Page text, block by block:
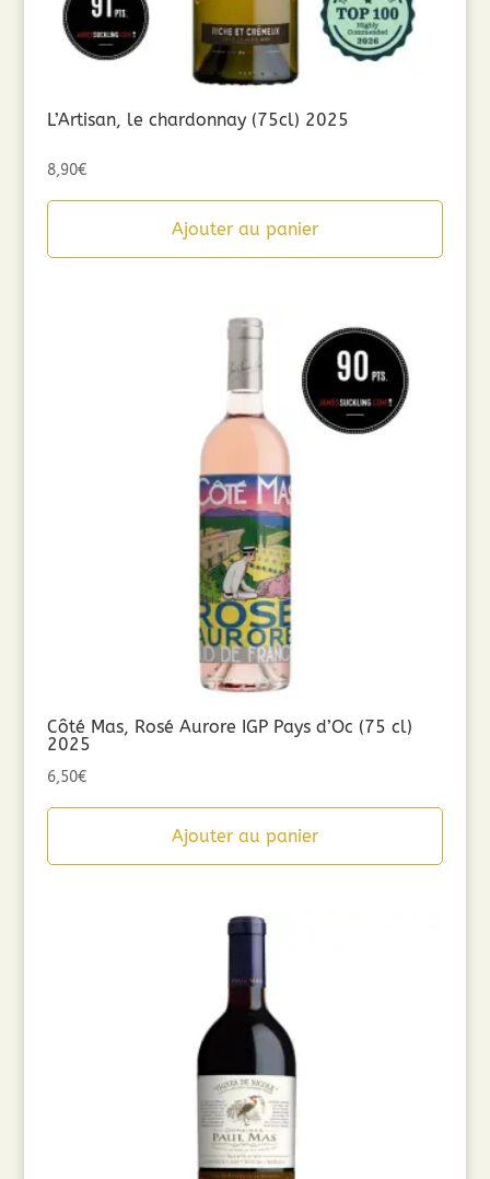
L’Artisan, le chardonnay (75cl) 2025
8,90€
Ajouter au panier
Côté Mas, Rosé Aurore IGP Pays d’Oc (75 cl)
2025
6,50€
Ajouter au panier